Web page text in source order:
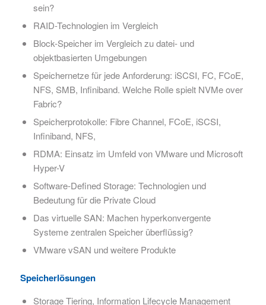
sein?
RAID-Technologien im Vergleich
Block-Speicher im Vergleich zu datei- und
objektbasierten Umgebungen
Speichernetze für jede Anforderung: iSCSI, FC, FCoE,
NFS, SMB, Infiniband. Welche Rolle spielt NVMe over
Fabric?
Speicherprotokolle: Fibre Channel, FCoE, iSCSI,
Infiniband, NFS,
RDMA: Einsatz im Umfeld von VMware und Microsoft
Hyper-V
Software-Defined Storage: Technologien und
Bedeutung für die Private Cloud
Das virtuelle SAN: Machen hyperkonvergente
Systeme zentralen Speicher überflüssig?
VMware vSAN und weitere Produkte
Speicherlösungen
Storage Tiering, Information Lifecycle Management